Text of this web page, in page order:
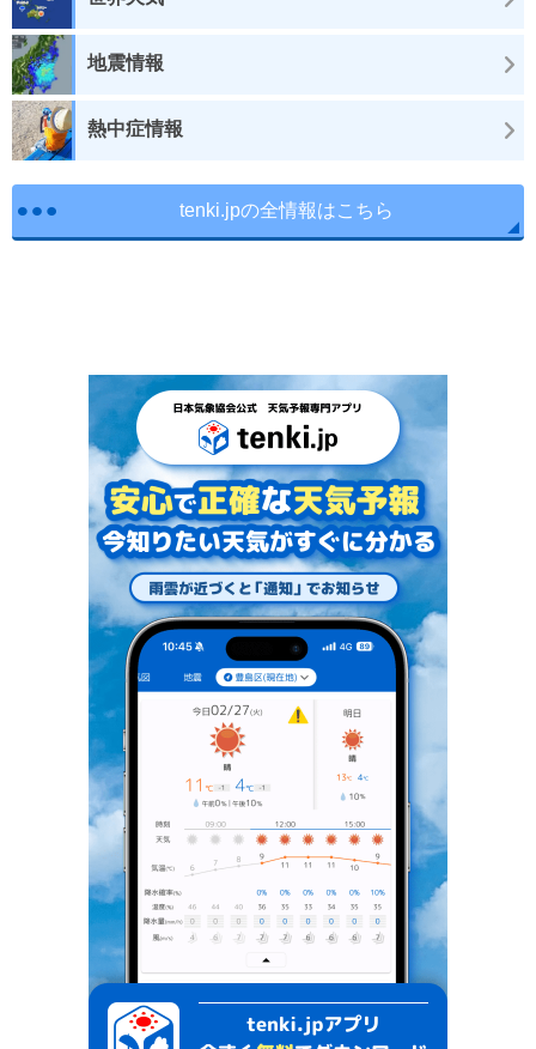
地震情報
熱中症情報
tenki.jpの全情報はこちら